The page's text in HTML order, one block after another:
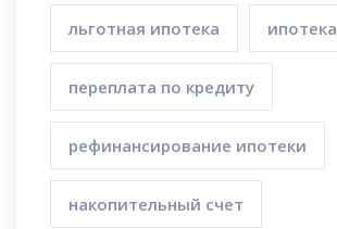
льготная ипотека ипотека
переплата по кредиту
рефинансирование ипотеки
накопительный счет